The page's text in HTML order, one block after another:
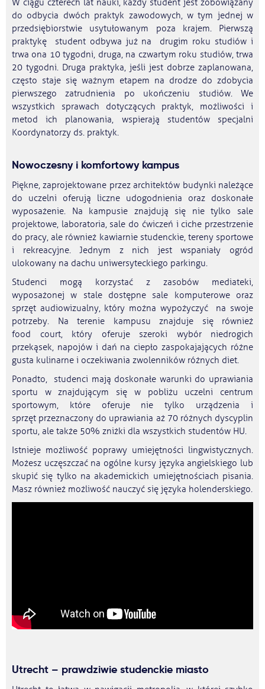
W ciągu czterech lat nauki, każdy student jest zobowiązany
do odbycia dwóch praktyk zawodowych, w tym jednej w
przedsiębiorstwie usytułowanym poza krajem. Pierwszą
praktykę student odbywa już na drugim roku studiów i
trwa ona 10 tygodni, druga, na czwartym roku studiów, trwa
20 tygodni. Druga praktyka, jeśli jest dobrze zaplanowana,
często staje się ważnym etapem na drodze do zdobycia
pierwszego zatrudnienia po ukończeniu studiów. We
wszystkich sprawach dotyczących praktyk, możliwości i
metod ich planowania, wspierają studentów specjalni
Koordynatorzy ds. praktyk.
Nowoczesny i komfortowy kampus
Piękne, zaprojektowane przez architektów budynki należące
do uczelni oferują liczne udogodnienia oraz doskonałe
wyposażenie. Na kampusie znajdują się nie tylko sale
projektowe, laboratoria, sale do ćwiczeń i ciche przestrzenie
do pracy, ale również kawiarnie studenckie, tereny sportowe
i rekreacyjne. Jednym z nich jest wspaniały ogród
ulokowany na dachu uniwersyteckiego parkingu.
Studenci mogą korzystać z zasobów mediateki,
wyposażonej w stale dostępne sale komputerowe oraz
sprzęt audiowizualny, który można wypożyczyć na swoje
potrzeby. Na terenie kampusu znajduje się również
food court, który oferuje szeroki wybór niedrogich
przekąsek, napojów i dań na ciepło zaspokajających różne
gusta kulinarne i oczekiwania zwolenników różnych diet.
Ponadto, studenci mają doskonałe warunki do uprawiania
sportu w znajdującym się w pobliżu uczelni centrum
sportowym, które oferuje nie tylko urządzenia i
sprzęt przeznaczony do uprawiania aż 70 różnych dyscyplin
sportu, ale także 50% zniżki dla wszystkich studentów HU.
Istnieje możliwość poprawy umiejętności lingwistycznych.
Możesz uczęszczać na ogólne kursy języka angielskiego lub
skupić się tylko na akademickich umiejętnościach pisania.
Masz również możliwość nauczyć się języka holenderskiego.
Utrecht – prawdziwie studenckie miasto